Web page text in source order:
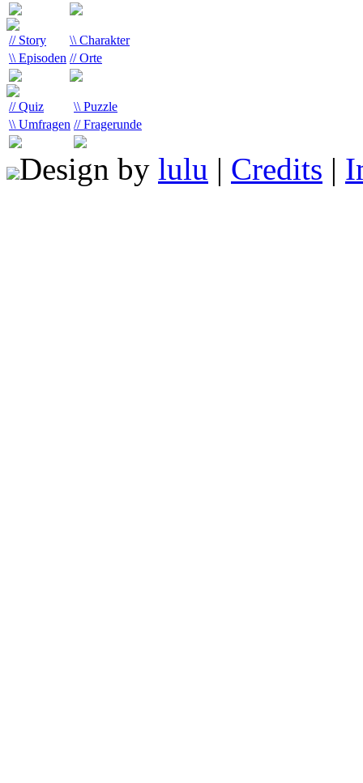
// Story
\\ Charakter
\\ Episoden // Orte
// Quiz
\\ Puzzle
\\ Umfragen // Fragerunde
Design by lulu | Credits |